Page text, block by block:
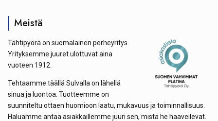
Meistä
Tähtipyörä on suomalainen perheyritys.
Yrityksemme juuret ulottuvat aina
vuoteen 1912.
Tehtaamme täällä Sulvalla on lähellä
sinua ja luontoa. Tuotteemme on
suunniteltu ottaen huomioon laatu, mukavuus ja toiminnallisuus.
Haluamme antaa asiakkaillemme juuri sen, mistä he haaveilevat.